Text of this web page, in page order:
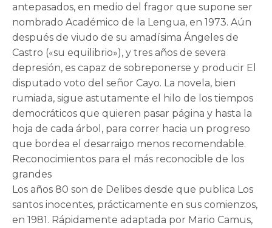
antepasados, en medio del fragor que supone ser
nombrado Académico de la Lengua, en 1973. Aún
después de viudo de su amadísima Ángeles de
Castro («su equilibrio»), y tres años de severa
depresión, es capaz de sobreponerse y producir El
disputado voto del señor Cayo. La novela, bien
rumiada, sigue astutamente el hilo de los tiempos
democráticos que quieren pasar página y hasta la
hoja de cada árbol, para correr hacia un progreso
que bordea el desarraigo menos recomendable.
Reconocimientos para el más reconocible de los
grandes
Los años 80 son de Delibes desde que publica Los
santos inocentes, prácticamente en sus comienzos,
en 1981. Rápidamente adaptada por Mario Camus,